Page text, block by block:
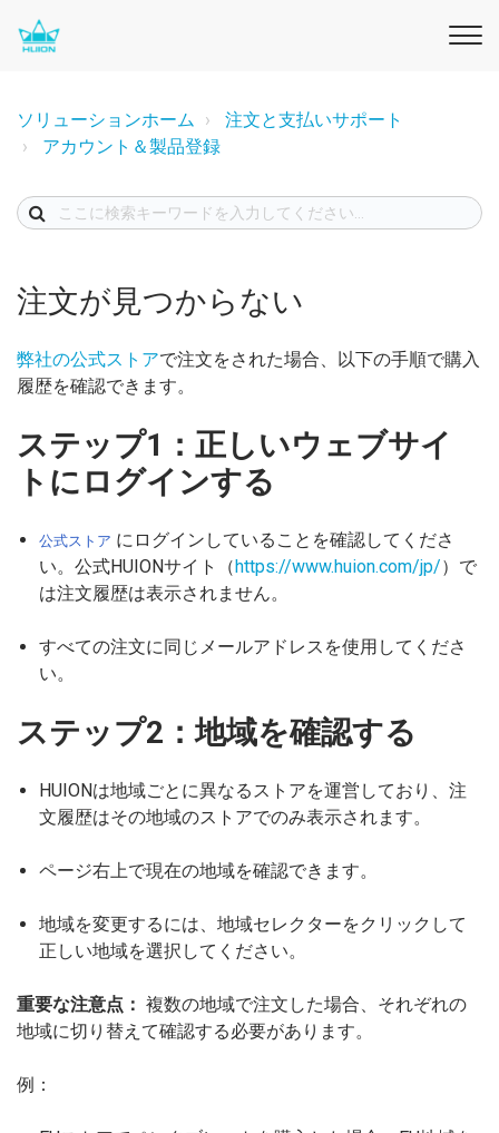
ソリューションホーム
注文と支払いサポート
アカウント＆製品登録
注文が見つからない
弊社の公式ストアで注文をされた場合、以下の手順で購入
履歴を確認できます。
ステップ1：正しいウェブサイ
トにログインする
公式ストア にログインしていることを確認してくださ
い。公式HUIONサイト（https://www.huion.com/jp/）で
は注文履歴は表示されません。
すべての注文に同じメールアドレスを使用してくださ
い。
ステップ2：地域を確認する
HUIONは地域ごとに異なるストアを運営しており、注
文履歴はその地域のストアでのみ表示されます。
ページ右上で現在の地域を確認できます。
地域を変更するには、地域セレクターをクリックして
正しい地域を選択してください。
重要な注意点： 複数の地域で注文した場合、それぞれの
地域に切り替えて確認する必要があります。
例：